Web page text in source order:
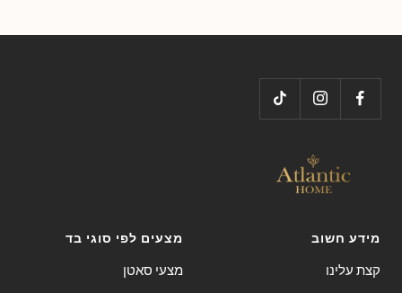
מידע חשוב
קצת עלינו
מצעים לפי סוגי בד
מצעי סאטן